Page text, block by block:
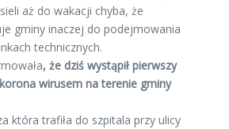
aż do wakacji chyba, że
gminy inaczej do podejmowania
technicznych.
, że dziś wystąpił pierwszy
wirusem na terenie gminy
która trafiła do szpitala przy ulicy